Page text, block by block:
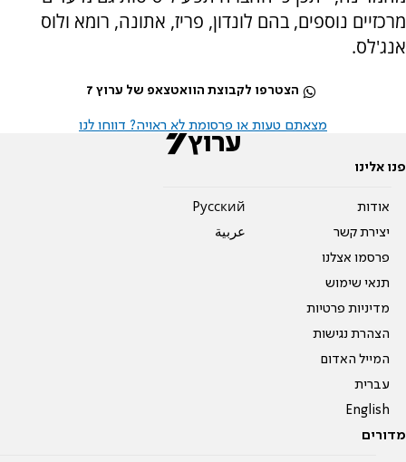
מרכזיים נוספים, בהם לונדון, ⁠פריז, אתונה, רומא ולוס
אנג'לס.
הצטרפו לקבוצת הוואטצאפ של ערוץ 7
מצאתם טעות או פרסומת לא ראויה? דווחו לנו
פנו אלינו
אודות
יצירת קשר
פרסמו אצלנו
תנאי שימוש
מדיניות פרטיות
הצהרת נגישות
המייל האדום
עברית
English
Pусский
عربية
מדורים